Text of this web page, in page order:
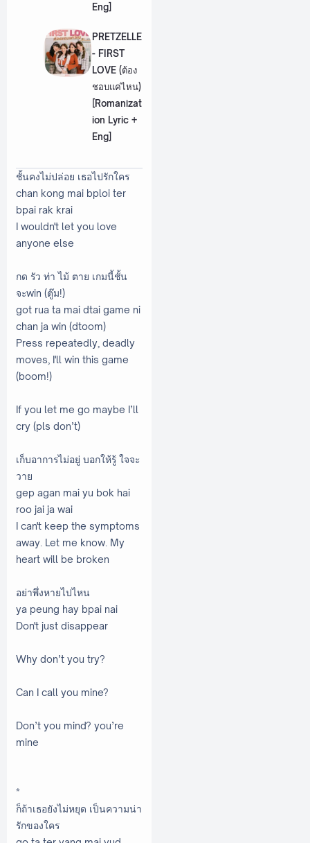
Eng]
PRETZELLE
- FIRST
LOVE (ต้อง
ชอบแค่ไหน)
[Romanizat
ion Lyric +
Eng]
ชั้นคงไม่ปล่อย เธอไปรักใคร
chan kong mai bploi ter
bpai rak krai
I wouldn't let you love
anyone else
กด รัว ท่า ไม้ ตาย เกมนี้ชั้น
จะwin (ตู๊ม!)
got rua ta mai dtai game ni
chan ja win (dtoom)
Press repeatedly, deadly
moves, I'll win this game
(boom!)
If you let me go maybe I’ll
cry (pls don’t)
เก็บอาการไม่อยู่ บอกให้รู้ ใจจะ
วาย
gep agan mai yu bok hai
roo jai ja wai
I can't keep the symptoms
away. Let me know. My
heart will be broken
อย่าพึ่งหายไปไหน
ya peung hay bpai nai
Don't just disappear
Why don’t you try?
Can I call you mine?
Don’t you mind? you’re
mine
*
ก็ถ้าเธอยังไม่หยุด เป็นความน่า
รักของใคร